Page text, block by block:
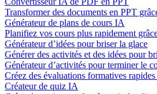
Transformer des documents en PPT
Générateur de plans de cours IA
Planifiez vos cours plus rapidement
Générateur d’idées pour briser la glace
Générer des activités et des idées pour
Générateur d’activités pour terminer le
Créez des évaluations formatives
Créateur de quiz IA